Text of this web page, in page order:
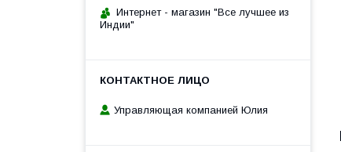
Интернет - магазин "Все лучшее из
Индии"
Управляющая компанией Юлия